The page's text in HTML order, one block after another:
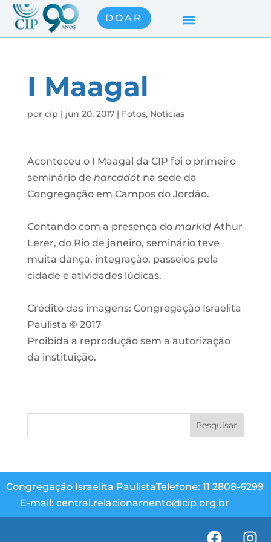
DOAR
I Maagal
por cip | jun 20, 2017| Fotos, Notícias
Aconteceu o I Maagal da CIP foi o primeiro
seminário de harcadótna sede da
Congregação em Campos do Jordão.
Contando com a presença do markidAthur
Lerer, do Rio de janeiro, seminário teve
muita dança, integração, passeios pela
cidade e atividades lúdicas.
Crédito das imagens: Congregação Israelita
Paulista © 2017
Proibida a reprodução sem a autorização
da instituição.
Congregação Israelita PaulistaTelefone: 11 2808-6299
E-mail: central.relacionamento@cip.org.br